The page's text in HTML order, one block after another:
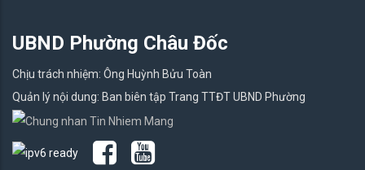
UBND Phường Châu Đốc
Chịu trách nhiệm: Ông Huỳnh Bửu Toàn
Quản lý nội dung: Ban biên tập Trang TTĐT UBND Phường